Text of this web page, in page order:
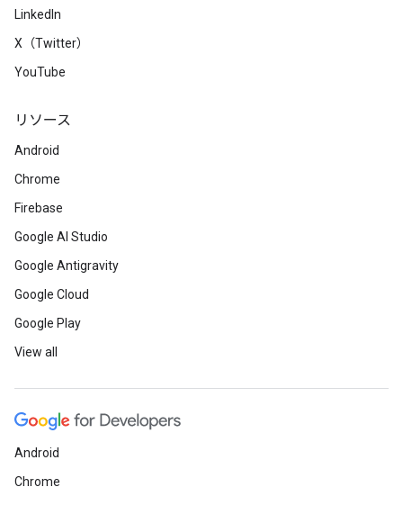
LinkedIn
X（Twitter）
YouTube
リソース
Android
Chrome
Firebase
Google AI Studio
Google Antigravity
Google Cloud
Google Play
View all
Android
Chrome